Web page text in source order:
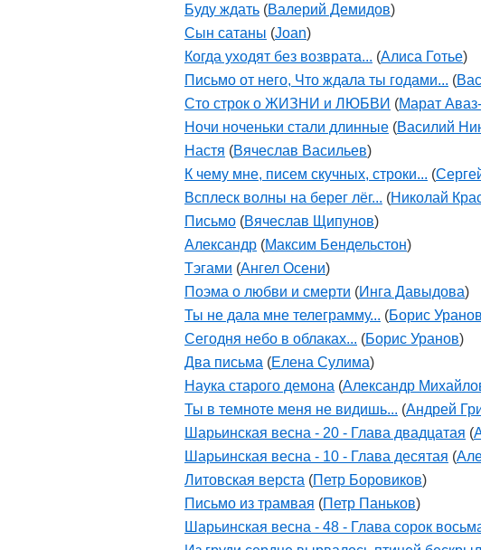
Буду ждать (Валерий Демидов)
Сын сатаны (Joan)
Когда уходят без возврата... (Алиса Готье)
Письмо от него, Что ждала ты годами... (
Сто строк о ЖИЗНИ и ЛЮБВИ (Марат
Ночи ноченьки стали длинные (Василий
Настя (Вячеслав Васильев)
К чему мне, писем скучных, строки... (
Всплеск волны на берег лёг... (Николай
Письмо (Вячеслав Щипунов)
Александр (Максим Бендельстон)
Тэгами (Ангел Осени)
Поэма о любви и смерти (Инга Давыдова)
Ты не дала мне телеграмму... (Борис Уранов
Сегодня небо в облаках... (Борис Уранов)
Два письма (Елена Сулима)
Наука старого демона (Александр
Ты в темноте меня не видишь... (Андрей
Шарьинская весна - 20 - Глава двадцатая (
Шарьинская весна - 10 - Глава десятая (
Литовская верста (Петр Боровиков)
Письмо из трамвая (Петр Паньков)
Шарьинская весна - 48 - Глава сорок